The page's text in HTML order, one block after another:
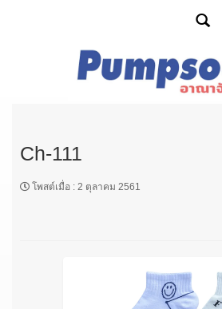
Ch-111
โพสต์เมื่อ : 2 ตุลาคม 2561